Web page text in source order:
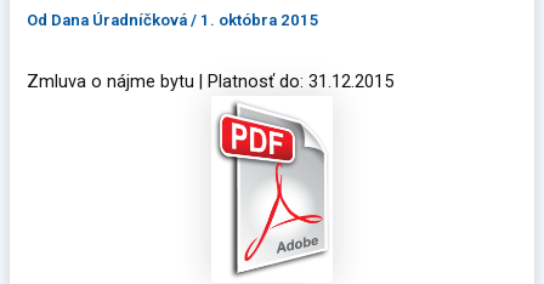
Od Dana Úradníčková/ 1. októbra 2015
Zmluva o nájme bytu | Platnosť do: 31.12.2015